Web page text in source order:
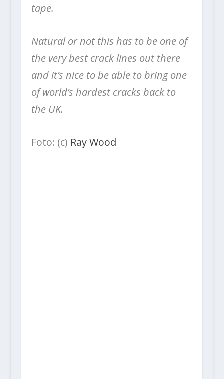
tape.
Natural or not this has to be one of
the very best crack lines out there
and it’s nice to be able to bring one
of world’s hardest cracks back to
the UK.
Foto: (c) Ray Wood